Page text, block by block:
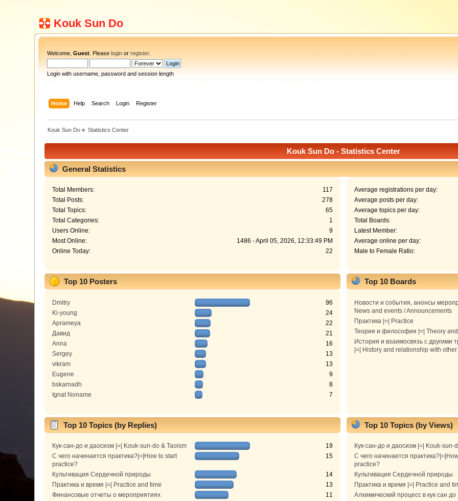
Kouk Sun Do
Welcome,Guest . Pleaselogin orregister.
Login with username, password and session length
Home Help Search Login Register
Kouk Sun Do » Statistics Center
Kouk Sun Do - Statistics Center
General Statistics
Total Members:
117
Total Posts:
278
Total Topics:
65
Total Categories:
1
Users Online:
9
Most Online:
1486 - April 05, 2026, 12:33:49 PM
Online Today:
22
Average registrations per day:
Average posts per day:
Average topics per day:
Total Boards:
Latest Member:
Average online per day:
Male to Female Ratio:
Top 10 Posters
Dmitry
96
Ki-young
24
Aprameya
22
Давид
21
Anna
16
Sergey
13
vikram
13
Eugene
9
bskarnadh
8
Ignat Noname
7
Top 10 Boards
Новости и события, анонсы
News and events / Announcements
Практика |=| Practice
Теория и философия |=| Theory
История и взаимосвязь с другими
|=| History and relationship with
Top 10 Topics (by Replies)
Кук-сан-до и даосизм |=| Kouk-sun-do & Taoism
19
С чего начинается практика?|=|How to start
practice?
15
Культивация Сердечной природы
14
Практика и время |=| Practice and time
13
Финансовые отчеты о мероприятиях
11
Top 10 Topics (by Views)
Кук-сан-до и даосизм |=| Kouk-sun-
С чего начинается
practice?
Культивация Сердечной природы
Практика и время |=| Practice and
Алхимический процесс в кук сан до